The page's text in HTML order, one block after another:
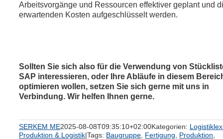
Arbeitsvorgänge und Ressourcen effektiver geplant und
erwartenden Kosten aufgeschlüsselt werden.
Sollten Sie sich also für die Verwendung von
SAP interessieren, oder Ihre Abläufe in diesem
optimieren wollen, setzen Sie sich gerne mit uns in
Verbindung. Wir helfen Ihnen gerne.
SERKEM ME2025-08-08T09:35:10+02:00Kategorien:
Produktion & Logistik|Tags: Baugruppe, Fertigung, Produktion,